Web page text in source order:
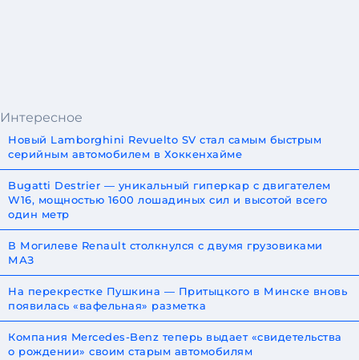
Интересное
Новый Lamborghini Revuelto SV стал самым быстрым
серийным автомобилем в Хоккенхайме
Bugatti Destrier — уникальный гиперкар с двигателем
W16, мощностью 1600 лошадиных сил и высотой всего
один метр
В Могилеве Renault столкнулся с двумя грузовиками
МАЗ
На перекрестке Пушкина — Притыцкого в Минске вновь
появилась «вафельная» разметка
Компания Mercedes-Benz теперь выдает «свидетельства
о рождении» своим старым автомобилям